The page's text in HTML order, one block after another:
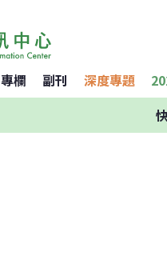
專欄 副刊 深度專題